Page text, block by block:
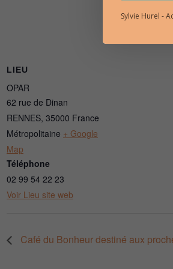
LIEU
OPAR
62 rue de Dinan
RENNES, 35000 France
Métropolitaine + Google
Map
Téléphone
02 99 54 22 23
Voir Lieu site web
Café du Bonheur destiné aux
Sylvie Hurel -